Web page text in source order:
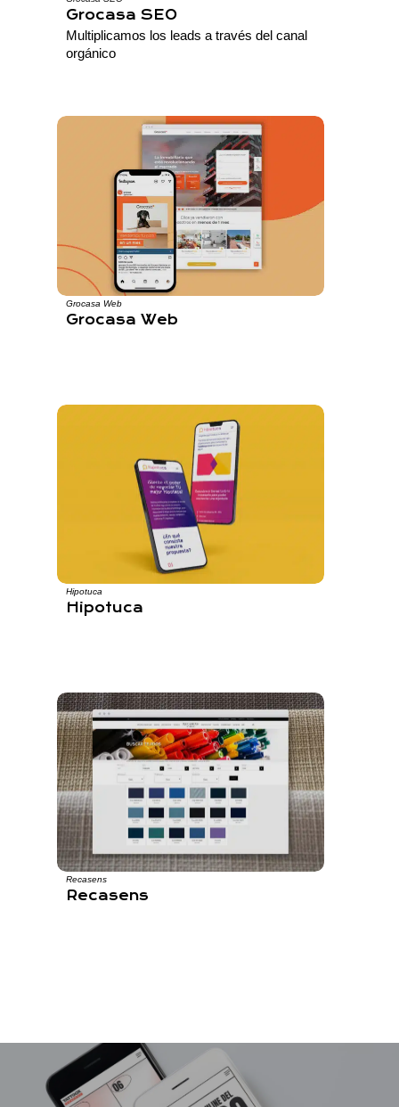
Grocasa SEO
Multiplicamos los leads a través del canal
orgánico
Grocasa Web
Grocasa Web
Hipotuca
Hipotuca
Recasens
Recasens